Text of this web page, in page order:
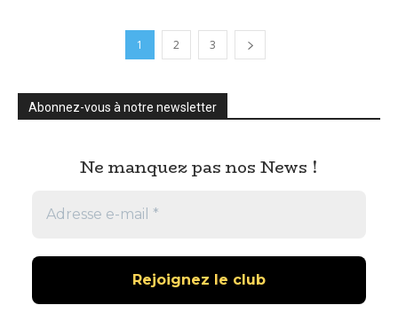
1 2 3
Abonnez-vous à notre newsletter
Ne manquez pas nos News !